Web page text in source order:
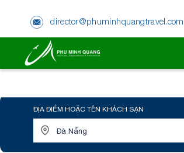
director@phuminhquangtravel.com
ĐỊA ĐIỂM HOẶC TÊN KHÁCH SẠN